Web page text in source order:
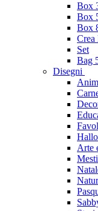
Box
Box
Box
Crea
Set
Bag
Disegni
Arte